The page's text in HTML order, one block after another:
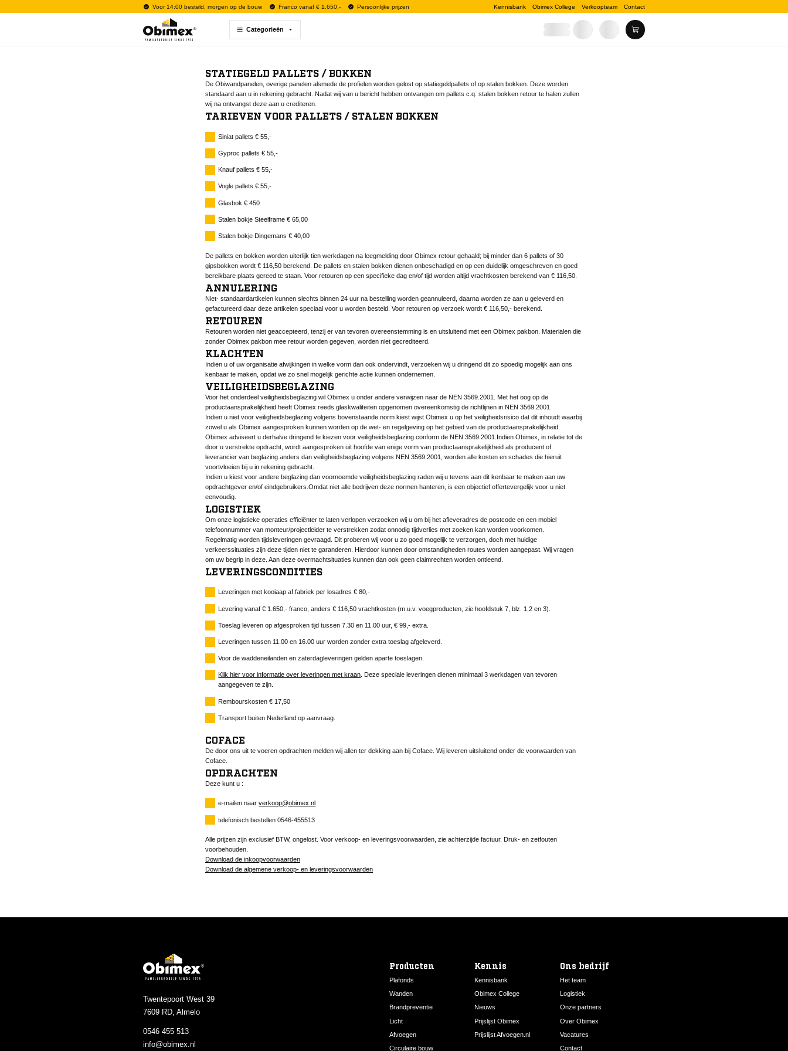
Voor 14:00 besteld, morgen op de bouw Franco vanaf € 1.650,- Persoonlijke prijzen Kennisbank Obimex College Verkoopteam Contact
Categorieën
STATIEGELD PALLETS / BOKKEN
De Obiwandpanelen, overige panelen alsmede de profielen worden gelost op statiegeldpallets of op stalen bokken. Deze worden
standaard aan u in rekening gebracht. Nadat wij van u bericht hebben ontvangen om pallets c.q. stalen bokken retour te halen zullen
wij na ontvangst deze aan u crediteren.
TARIEVEN VOOR PALLETS / STALEN BOKKEN
Siniat pallets € 55,-
Gyproc pallets € 55,-
Knauf pallets € 55,-
Vogle pallets € 55,-
Glasbok € 450
Stalen bokje Steelframe € 65,00
Stalen bokje Dingemans € 40,00
De pallets en bokken worden uiterlijk tien werkdagen na leegmelding door Obimex retour gehaald; bij minder dan 6 pallets of 30
gipsbokken wordt € 116,50 berekend. De pallets en stalen bokken dienen onbeschadigd en op een duidelijk omgeschreven en goed
bereikbare plaats gereed te staan. Voor retouren op een specifieke dag en/of tijd worden altijd vrachtkosten berekend van € 116,50.
ANNULERING
Niet- standaardartikelen kunnen slechts binnen 24 uur na bestelling worden geannuleerd, daarna worden ze aan u geleverd en
gefactureerd daar deze artikelen speciaal voor u worden besteld. Voor retouren op verzoek wordt € 116,50,- berekend.
RETOUREN
Retouren worden niet geaccepteerd, tenzij er van tevoren overeenstemming is en uitsluitend met een Obimex pakbon. Materialen die
zonder Obimex pakbon mee retour worden gegeven, worden niet gecrediteerd.
KLACHTEN
Indien u of uw organisatie afwijkingen in welke vorm dan ook ondervindt, verzoeken wij u dringend dit zo spoedig mogelijk aan ons
kenbaar te maken, opdat we zo snel mogelijk gerichte actie kunnen ondernemen.
VEILIGHEIDSBEGLAZING
Voor het onderdeel veiligheidsbeglazing wil Obimex u onder andere verwijzen naar de NEN 3569.2001. Met het oog op de
productaansprakelijkheid heeft Obimex reeds glaskwaliteiten opgenomen overeenkomstig de richtlijnen in NEN 3569.2001.
Indien u niet voor veiligheidsbeglazing volgens bovenstaande norm kiest wijst Obimex u op het veiligheidsrisico dat dit inhoudt waarbij
zowel u als Obimex aangesproken kunnen worden op de wet- en regelgeving op het gebied van de productaansprakelijkheid.
Obimex adviseert u derhalve dringend te kiezen voor veiligheidsbeglazing conform de NEN 3569.2001.Indien Obimex, in relatie tot de
door u verstrekte opdracht, wordt aangesproken uit hoofde van enige vorm van productaansprakelijkheid als producent of
leverancier van beglazing anders dan veiligheidsbeglazing volgens NEN 3569.2001, worden alle kosten en schades die hieruit
voortvloeien bij u in rekening gebracht.
Indien u kiest voor andere beglazing dan voornoemde veiligheidsbeglazing raden wij u tevens aan dit kenbaar te maken aan uw
opdrachtgever en/of eindgebruikers.Omdat niet alle bedrijven deze normen hanteren, is een objectief offertevergelijk voor u niet
eenvoudig.
LOGISTIEK
Om onze logistieke operaties efficiënter te laten verlopen verzoeken wij u om bij het afleveradres de postcode en een mobiel
telefoonnummer van monteur/projectleider te verstrekken zodat onnodig tijdverlies met zoeken kan worden voorkomen.
Regelmatig worden tijdsleveringen gevraagd. Dit proberen wij voor u zo goed mogelijk te verzorgen, doch met huidige
verkeerssituaties zijn deze tijden niet te garanderen. Hierdoor kunnen door omstandigheden routes worden aangepast. Wij vragen
om uw begrip in deze. Aan deze overmachtsituaties kunnen dan ook geen claimrechten worden ontleend.
LEVERINGSCONDITIES
Leveringen met kooiaap af fabriek per losadres € 80,-
Levering vanaf € 1.650,- franco, anders € 116,50 vrachtkosten (m.u.v. voegproducten, zie hoofdstuk 7, blz. 1,2 en 3).
Toeslag leveren op afgesproken tijd tussen 7.30 en 11.00 uur, € 99,- extra.
Leveringen tussen 11.00 en 16.00 uur worden zonder extra toeslag afgeleverd.
Voor de waddeneilanden en zaterdagleveringen gelden aparte toeslagen.
Klik hier voor informatie over leveringen met kraan. Deze speciale leveringen dienen minimaal 3 werkdagen van tevoren
aangegeven te zijn.
Rembourskosten € 17,50
Transport buiten Nederland op aanvraag.
COFACE
De door ons uit te voeren opdrachten melden wij allen ter dekking aan bij Coface. Wij leveren uitsluitend onder de voorwaarden van
Coface.
OPDRACHTEN
Deze kunt u :
e-mailen naarverkoop@obimex.nl
telefonisch bestellen 0546-455513
Alle prijzen zijn exclusief BTW, ongelost. Voor verkoop- en leveringsvoorwaarden, zie achterzijde factuur. Druk- en zetfouten
voorbehouden.
Download de inkoopvoorwaarden
Download de algemene verkoop- en leveringsvoorwaarden
Twentepoort West 39
7609 RD, Almelo
0546 455 513
info@obimex.nl
Producten
Plafonds
Wanden
Brandpreventie
Licht
Afvoegen
Circulaire bouw
Kennis
Kennisbank
Obimex College
Nieuws
Prijslijst Obimex
Prijslijst Afvoegen.nl
Ons bedrijf
Het team
Logistiek
Onze partners
Over Obimex
Vacatures
Contact